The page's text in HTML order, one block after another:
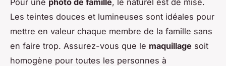
Les teintes douces et lumineuses sont idéales pour
mettre en valeur chaque membre de la famille sans
en faire trop. Assurez-vous que le maquillage soit
homogène pour toutes les personnes à